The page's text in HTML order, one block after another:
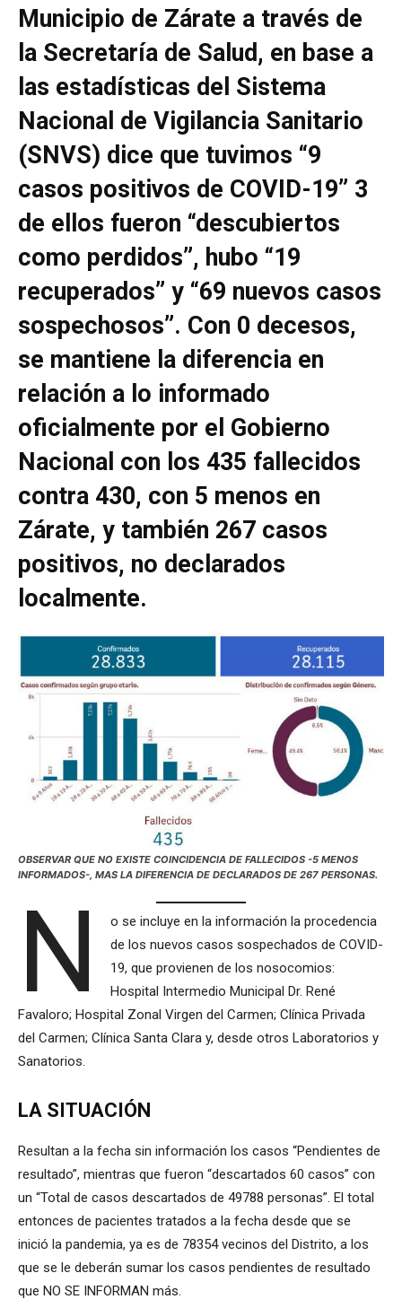
Municipio de Zárate a través de
la Secretaría de Salud, en base a
las estadísticas del Sistema
Nacional de Vigilancia Sanitario
(SNVS) dice que tuvimos “9
casos positivos de COVID-19” 3
de ellos fueron “descubiertos
como perdidos”, hubo “19
recuperados” y “69 nuevos casos
sospechosos”. Con 0 decesos,
se mantiene la diferencia en
relación a lo informado
oficialmente por el Gobierno
Nacional con los 435 fallecidos
contra 430, con 5 menos en
Zárate, y también 267 casos
positivos, no declarados
localmente.
OBSERVAR QUE NO EXISTE COINCIDENCIA DE FALLECIDOS -5 MENOS
INFORMADOS-, MAS LA DIFERENCIA DE DECLARADOS DE 267 PERSONAS.
N
o se incluye en la información la procedencia
de los nuevos casos sospechados de COVID-
19, que provienen de los nosocomios:
Hospital Intermedio Municipal Dr. René
Favaloro; Hospital Zonal Virgen del Carmen; Clínica Privada
del Carmen; Clínica Santa Clara y, desde otros Laboratorios y
Sanatorios.
LA SITUACIÓN
Resultan a la fecha sin información los casos “Pendientes de
resultado”, mientras que fueron “descartados 60 casos” con
un “Total de casos descartados de 49788 personas”. El total
entonces de pacientes tratados a la fecha desde que se
inició la pandemia, ya es de 78354 vecinos del Distrito, a los
que se le deberán sumar los casos pendientes de resultado
que NO SE INFORMAN más.